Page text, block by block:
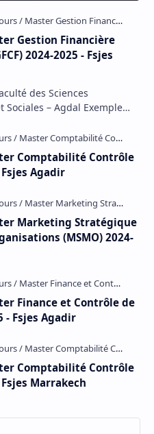
Gestion Financière
2024-2025 - Fsjes
des Sciences
Sociales – Agdal Exemple
Comptabilité Contrôle
Agadir
Marketing Stratégique
(MSMO) 2024-
Finance et Contrôle de
- Fsjes Agadir
Comptabilité Contrôle
Marrakech